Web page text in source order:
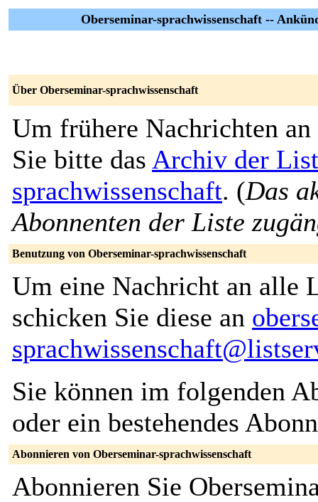
Oberseminar-sprachwissenschaft --
Über Oberseminar-sprachwissenschaft
Um frühere Nachrichten an
Sie bitte das Archiv der
sprachwissenschaft. (Das
Abonnenten der Liste
Benutzung von Oberseminar-sprachwissenschaft
Um eine Nachricht an alle
schicken Sie diese an
Sie können im folgenden
oder ein bestehendes
Abonnieren von Oberseminar-sprachwissenschaft
Abonnieren Sie